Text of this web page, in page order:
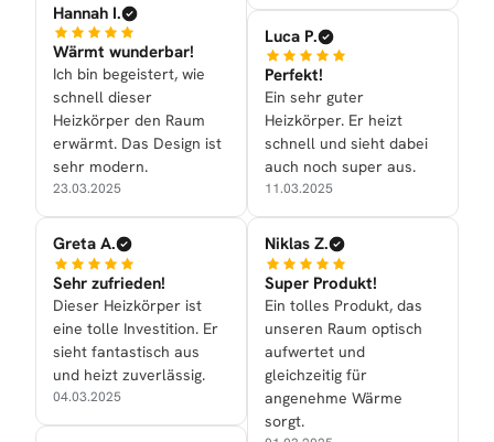
Hannah I.
Wärmt wunderbar!
Ich bin begeistert, wie
schnell dieser
Heizkörper den Raum
erwärmt. Das Design ist
sehr modern.
23.03.2025
Greta A.
Sehr zufrieden!
Dieser Heizkörper ist
eine tolle Investition. Er
sieht fantastisch aus
und heizt zuverlässig.
04.03.2025
Luca P.
Perfekt!
Ein sehr guter
Heizkörper. Er heizt
schnell und sieht dabei
auch noch super aus.
11.03.2025
Niklas Z.
Super Produkt!
Ein tolles Produkt, das
unseren Raum optisch
aufwertet und
gleichzeitig für
angenehme Wärme
sorgt.